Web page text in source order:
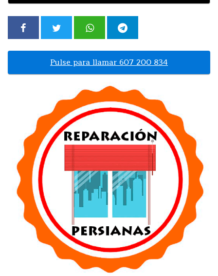
Pulse para llamar 607 200 834